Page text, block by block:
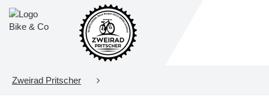
Zweirad Pritscher